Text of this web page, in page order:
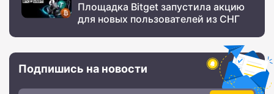
Площадка Bitget запустила акцию
для новых пользователей из СНГ
Подпишись на новости